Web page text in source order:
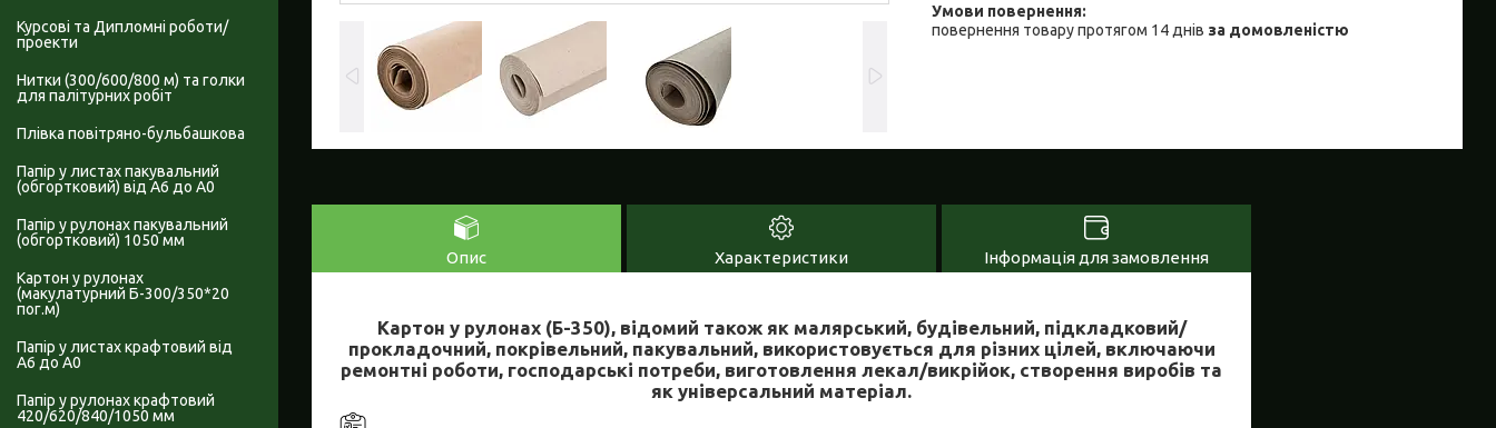
повернення товару протягом 14 днів за домовленістю
Опис Характеристики Інформація для замовлення
Картон у рулонах (Б-350), відомий також як малярський, будівельний, підкладковий/
прокладочний, покрівельний, пакувальний, використовується для різних цілей, включаючи
ремонтні роботи, господарські потреби, виготовлення лекал/викрійок, створення виробів та
як універсальний матеріал.
Курсові та Дипломні роботи/
проекти
Нитки (300/600/800 м) та голки
для палітурних робіт
Плівка повітряно-бульбашкова
Папір у листах пакувальний
(обгортковий) від А6 до А0
Папір у рулонах пакувальний
(обгортковий) 1050 мм
Картон у рулонах
(макулатурний Б-300/350*20
пог.м)
Папір у листах крафтовий від
А6 до А0
Папір у рулонах крафтовий
420/620/840/1050 мм